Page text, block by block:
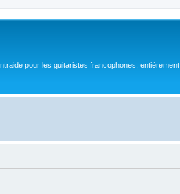
pour les guitaristes francophones, entièrement